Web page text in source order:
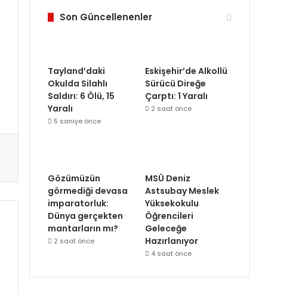
Son Güncellenenler
Tayland’daki
Okulda Silahlı
Saldırı: 6 Ölü, 15
Yaralı
5 saniye önce
Eskişehir’de Alkollü
Sürücü Direğe
Çarptı: 1 Yaralı
2 saat önce
Gözümüzün
görmediği devasa
imparatorluk:
Dünya gerçekten
mantarların mı?
2 saat önce
MSÜ Deniz
Astsubay Meslek
Yüksekokulu
Öğrencileri
Geleceğe
Hazırlanıyor
4 saat önce